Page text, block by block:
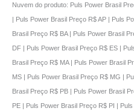
Nuvem do produto: Puls Power Brasil
| Puls Power Brasil Preço R$ AP | Puls
Brasil Preço R$ BA | Puls Power Brasil
DF | Puls Power Brasil Preço R$ ES |
Brasil Preço R$ MA | Puls Power Brasil
MS | Puls Power Brasil Preço R$ MG |
Brasil Preço R$ PB | Puls Power Brasil
PE | Puls Power Brasil Preço R$ PI |